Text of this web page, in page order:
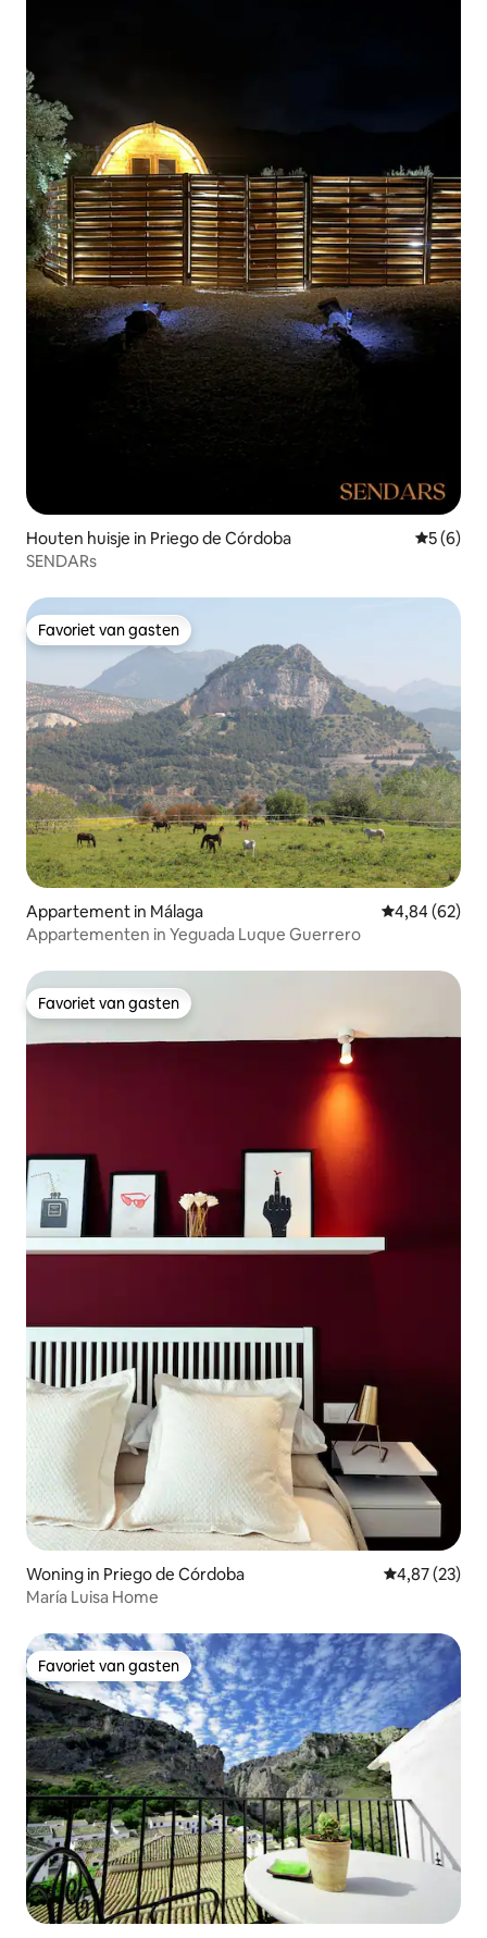
Houten huisje in Priego de Córdoba
5 (6)
SENDARs
Favoriet van gasten
Favoriet van gasten
Appartement in Málaga Gemiddelde
4,84 (62)
Appartementen in Yeguada Luque Guerrero
Favoriet van gasten
Favoriet van gasten
Woning in Priego de Córdoba Gemiddelde
4,87 (23)
María Luisa Home
Favoriet van gasten
Favoriet van gasten